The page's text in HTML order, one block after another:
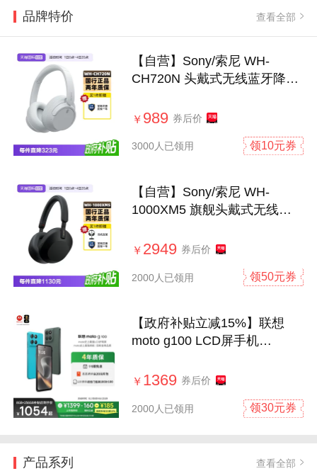
品牌特价 查看全部
【自营】Sony/索尼 WH-
CH720N 头戴式无线蓝牙降噪
￥ 989 券后价
3000人已领用 领10元券
【自营】Sony/索尼 WH-
1000XM5 旗舰头戴式无线蓝
￥ 2949 券后价
2000人已领用 领50元券
【政府补贴立减15%】联想
moto g100 LCD屏手机
万影像NFC多场景应用摩托罗
￥ 1369 券后价
2000人已领用 领30元券
产品系列 查看全部